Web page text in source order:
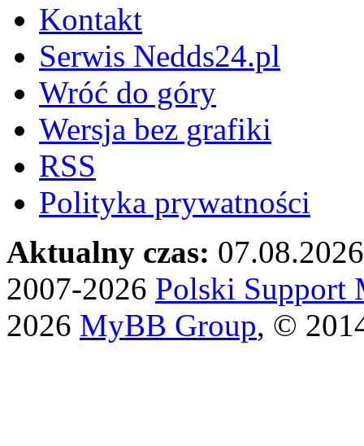
Kontakt
Serwis Nedds24.pl
Wróć do góry
Wersja bez grafiki
RSS
Polityka prywatności
Aktualny czas:
2007-2026 Polski Support
2026 MyBB Group, ©